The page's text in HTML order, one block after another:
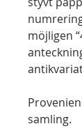
möjligen
samling.